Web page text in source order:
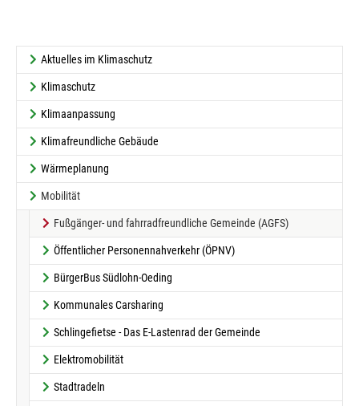
Aktuelles im Klimaschutz
Klimaschutz
Klimaanpassung
Klimafreundliche Gebäude
Wärmeplanung
Mobilität
Fußgänger- und fahrradfreundliche Gemeinde (AGFS)(current)
Öffentlicher Personennahverkehr (ÖPNV)
BürgerBus Südlohn-Oeding
Kommunales Carsharing
Schlingefietse - Das E-Lastenrad der Gemeinde
Elektromobilität
Stadtradeln